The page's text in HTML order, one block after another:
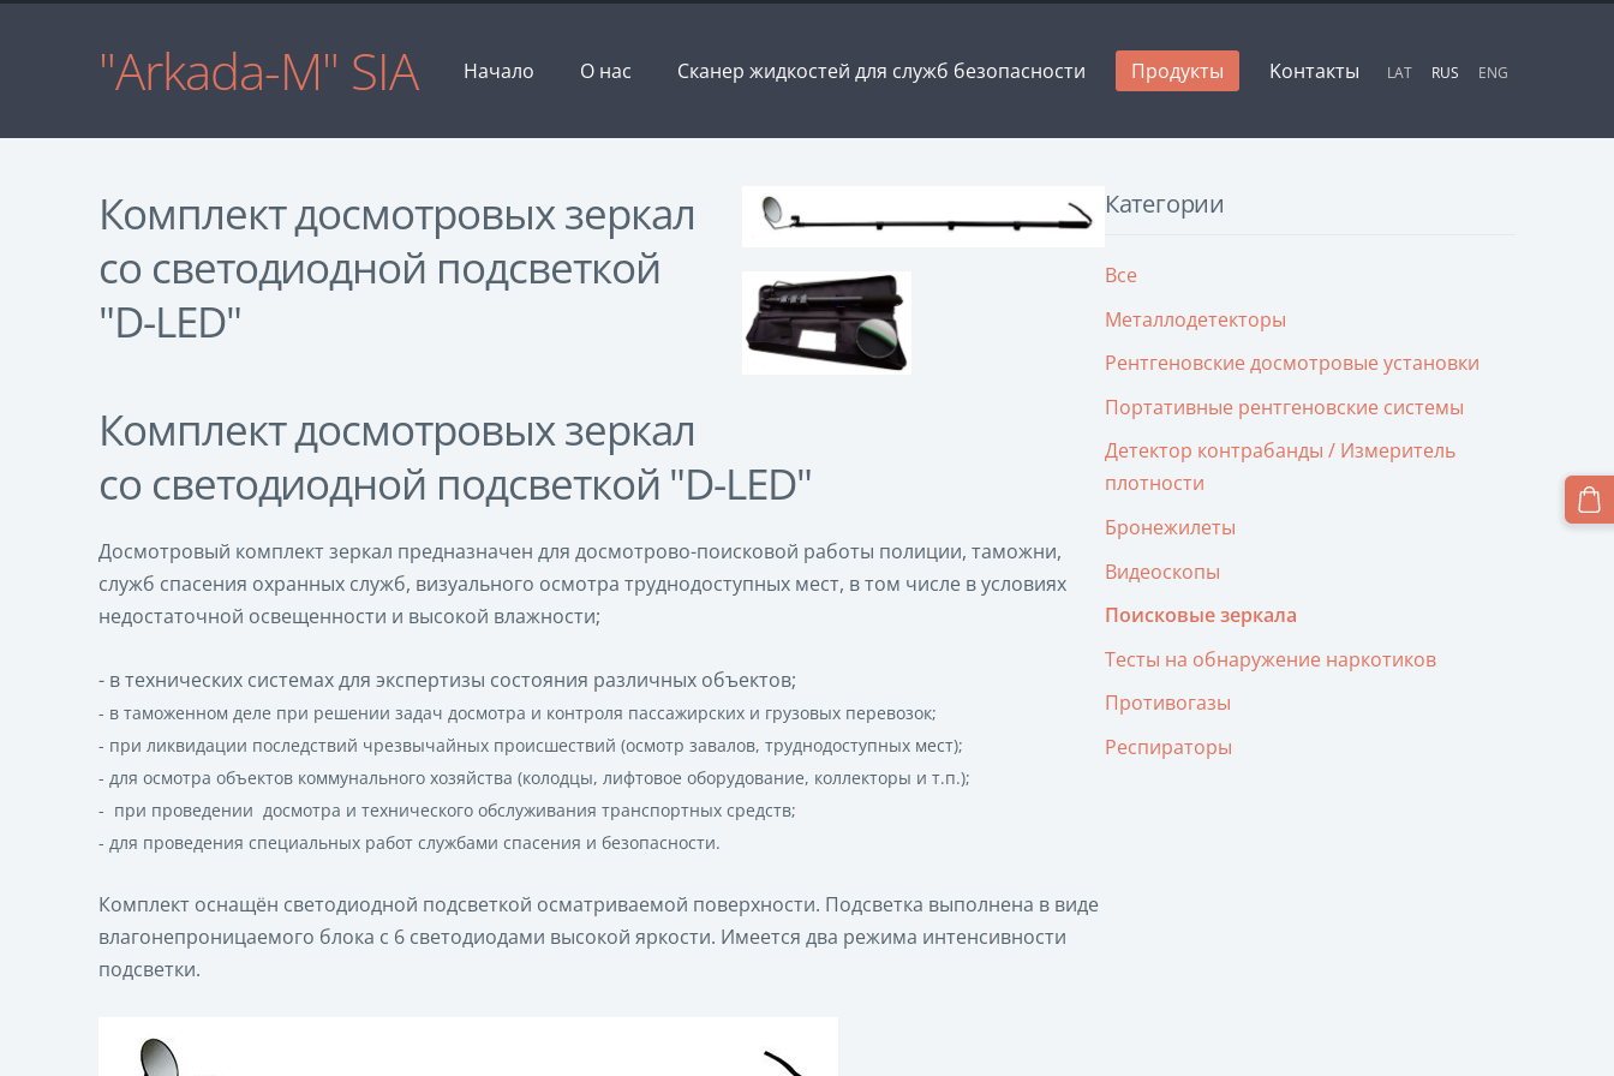
"Arkada-M" SIA Начало О нас Сканер жидкостей для служб безопасности Продукты Kонтакты LAT RUS ENG
Категории
Все
Металлодетекторы
Рентгеновские досмотровые установки
Портативные рентгеновские системы
Детектор контрабанды / Измеритель
плотности
Бронежилеты
Видеоскопы
Поисковые зеркала
Тесты на обнаружение наркотиков
Противогазы
Респираторы
Комплект досмотровых зеркал
со светодиодной подсветкой
"D-LED"
Комплект досмотровых зеркал
со светодиодной подсветкой "D-LED"
Досмотровый комплект зеркал предназначен для досмотрово-поисковой работы полиции, таможни,
служб спасения охранных служб, визуального осмотра труднодоступных мест, в том числе в условиях
недостаточной освещенности и высокой влажности;
- в технических системах для экспертизы состояния различных объектов;
- в таможенном деле при решении задач досмотра и контроля пассажирских и грузовых перевозок;
- при ликвидации последствий чрезвычайных происшествий (осмотр завалов, труднодоступных мест);
- для осмотра объектов коммунального хозяйства (колодцы, лифтовое оборудование, коллекторы и т.п.);
- при проведении досмотра и технического обслуживания транспортных средств;
- для проведения специальных работ службами спасения и безопасности.
Комплект оснащён светодиодной подсветкой осматриваемой поверхности. Подсветка выполнена в виде
влагонепроницаемого блока с 6 светодиодами высокой яркости. Имеется два режима интенсивности
подсветки.